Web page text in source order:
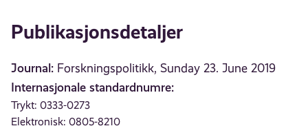
Publikasjonsdetaljer
Journal: Forskningspolitikk, Sunday 23. June 2019
Internasjonale standardnumre:
Trykt: 0333-0273
Elektronisk: 0805-8210